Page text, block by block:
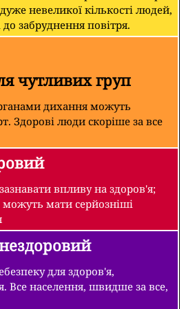
невеликої кількості людей,
забруднення повітря.
чутливих груп
дихання можуть
Здорові люди скоріше за все
впливу на здоров'я;
мати серйозніші
для здоров'я,
Все населення, швидше за все,